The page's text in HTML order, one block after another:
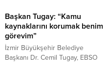
Başkan Tugay: “Kamu
kaynaklarını korumak benim
görevim”
İzmir Büyükşehir Belediye
Başkanı Dr. Cemil Tugay, EBSO